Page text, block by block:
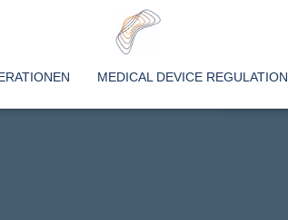
MEDICAL DEVICE REGULATION